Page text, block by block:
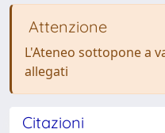
Attenzione
L'Ateneo sottopone a
allegati
Citazioni